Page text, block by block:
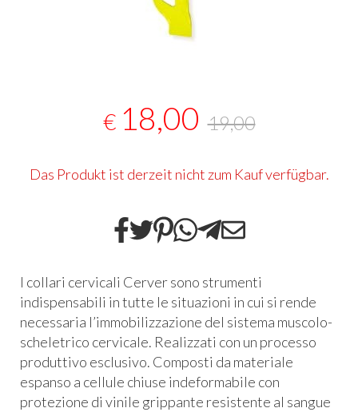
€ 18,00 19,00
Das Produkt ist derzeit nicht zum Kauf verfügbar.
I collari cervicali Cerver sono strumenti
indispensabili in tutte le situazioni in cui si rende
necessaria l’immobilizzazione del sistema muscolo-
scheletrico cervicale. Realizzati con un processo
produttivo esclusivo. Composti da materiale
espanso a cellule chiuse indeformabile con
protezione di vinile grippante resistente al sangue